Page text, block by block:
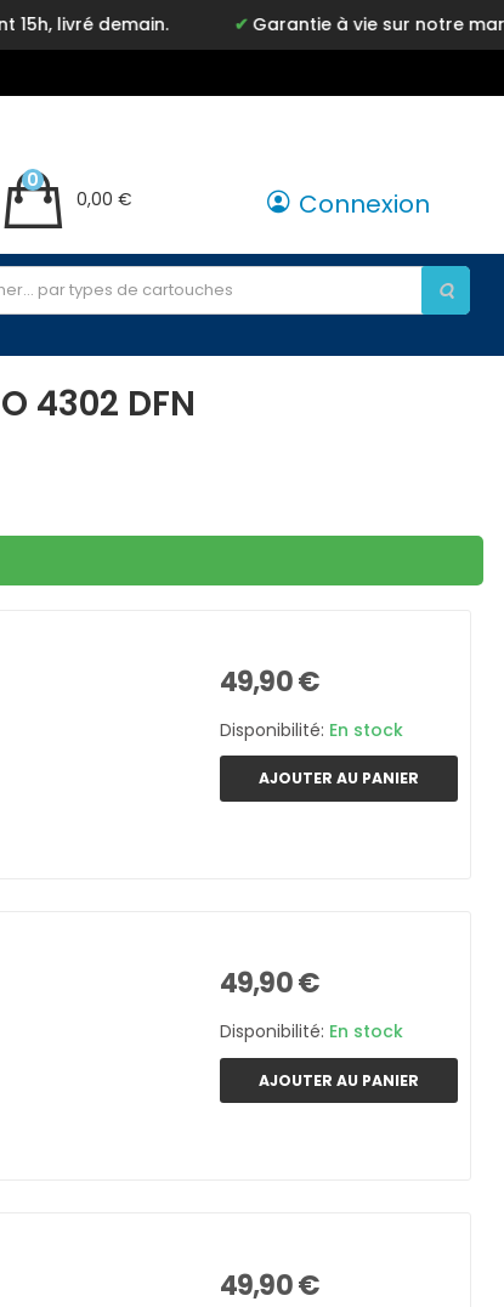
Garantie à vie sur notre marque Inkyz
0,00 €
0
Connexion
4302 DFN
49,90 €
Disponibilité: En stock
AJOUTER AU PANIER
49,90 €
Disponibilité: En stock
AJOUTER AU PANIER
49,90 €